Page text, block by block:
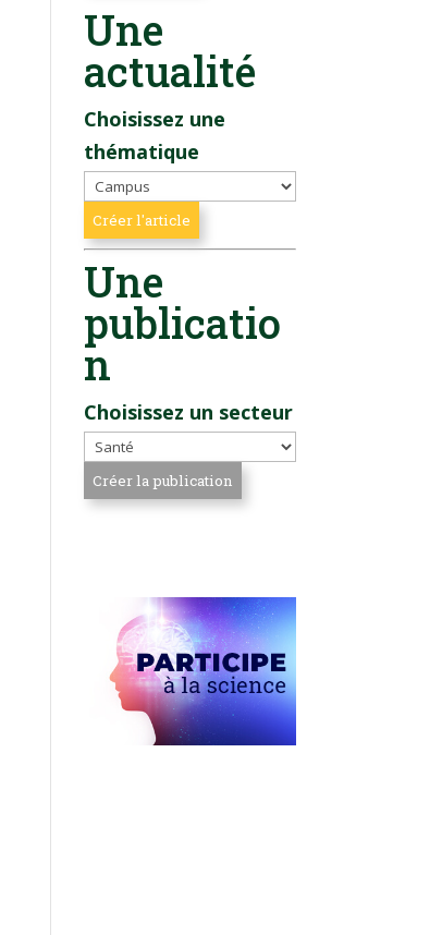
Une
actualité
Choisissez une
thématique
Une
publicatio
n
Choisissez un secteur